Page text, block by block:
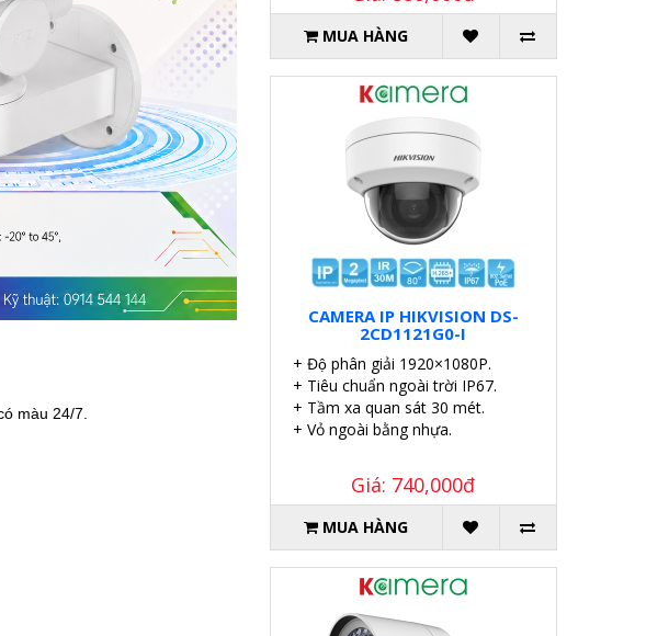
màu 24/7.
MUA HÀNG
CAMERA IP HIKVISION DS-
2CD1121G0-I
+ Độ phân giải 1920×1080P.
+ Tiêu chuẩn ngoài trời IP67.
+ Tầm xa quan sát 30 mét.
+ Vỏ ngoài bằng nhựa.
Giá: 740,000đ
MUA HÀNG